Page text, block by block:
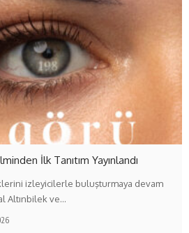
İlk Tanıtım Yayınlandı
izleyicilerle buluşturmaya devam
Altınbilek ve…